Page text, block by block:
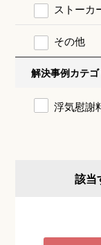
ストーカ
その他
解決事例カテ
浮気慰謝
該当